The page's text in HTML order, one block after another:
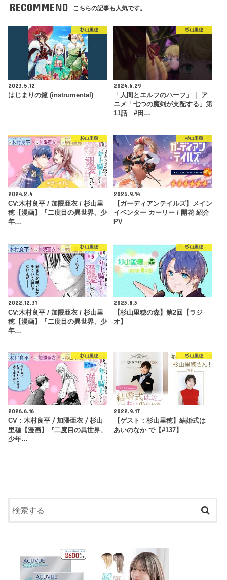
RECOMMEND こちらの記事も人気です。
杉山里穂
2023.5.12
はじまりの鐘 (instrumental)
杉山里穂
2024.6.29
「人間とエルフのハーフ」｜ ア
ニメ「七つの魔剣が支配する」第
11話 #田…
杉山里穂
2024.2.4
CV:木村良平 / 加隈亜衣 / 杉山里
穂【漫画】『二度目の異世界、少
年…
杉山里穂
2025.9.14
【ガーディアンテイルズ】メイン
イベンター カーリー / 開花 紹介
PV
杉山里穂
2022.12.31
CV:木村良平 / 加隈亜衣 / 杉山里
穂【漫画】『二度目の異世界、少
年…
杉山里穂
2023.8.3
【杉山里穂の森】第2回【ラジ
オ】
杉山里穂
2026.6.16
CV：木村良平 ⧸ 加隈亜衣 ⧸ 杉山
里穂【漫画】『二度目の異世界、
少年…
杉山里穂
2022.9.17
【ゲスト：杉山里穂】結婚式は
あいのなか で【#137】